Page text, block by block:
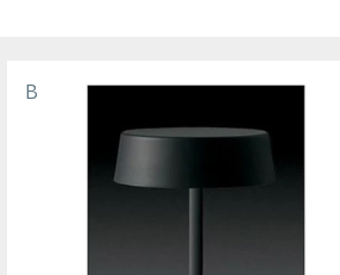
B